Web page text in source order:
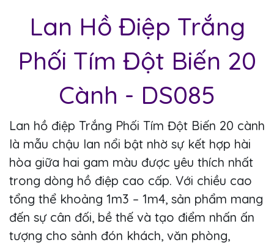
Lan Hồ Điệp Trắng
Phối Tím Đột Biến 20
Cành - DS085
Lan hồ điệp Trắng Phối Tím Đột Biến 20 cành
là mẫu chậu lan nổi bật nhờ sự kết hợp hài
hòa giữa hai gam màu được yêu thích nhất
trong dòng hồ điệp cao cấp. Với chiều cao
tổng thể khoảng 1m3 – 1m4, sản phẩm mang
đến sự cân đối, bề thế và tạo điểm nhấn ấn
tượng cho sảnh đón khách, văn phòng,